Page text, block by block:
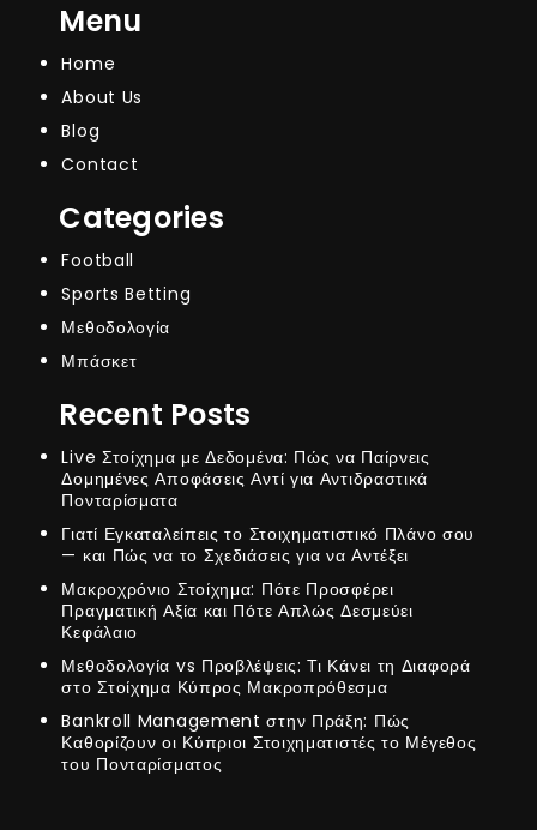
Menu
Home
About Us
Blog
Contact
Categories
Football
Sports Betting
Μεθοδολογία
Μπάσκετ
Recent Posts
Live Στοίχημα με Δεδομένα: Πώς να Παίρνεις
Δομημένες Αποφάσεις Αντί για Αντιδραστικά
Πονταρίσματα
Γιατί Εγκαταλείπεις το Στοιχηματιστικό Πλάνο σου
— και Πώς να το Σχεδιάσεις για να Αντέξει
Μακροχρόνιο Στοίχημα: Πότε Προσφέρει
Πραγματική Αξία και Πότε Απλώς Δεσμεύει
Κεφάλαιο
Μεθοδολογία vs Προβλέψεις: Τι Κάνει τη Διαφορά
στο Στοίχημα Κύπρος Μακροπρόθεσμα
Bankroll Management στην Πράξη: Πώς
Καθορίζουν οι Κύπριοι Στοιχηματιστές το Μέγεθος
του Πονταρίσματος